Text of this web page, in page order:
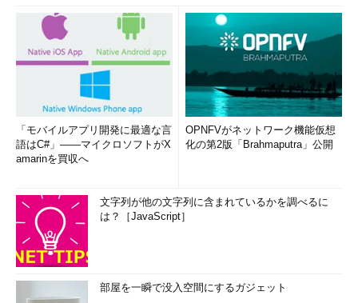
「モバイルアプリ開発に最適な言
語はC#」――マイクロソフトがX
amarinを買収へ
OPNFVがネットワーク機能仮想
化の第2版「Brahmaputra」公開
文字列が他の文字列に含まれているかを調べるに
は？［JavaScript］
部屋を一瞬で没入空間にするガジェット